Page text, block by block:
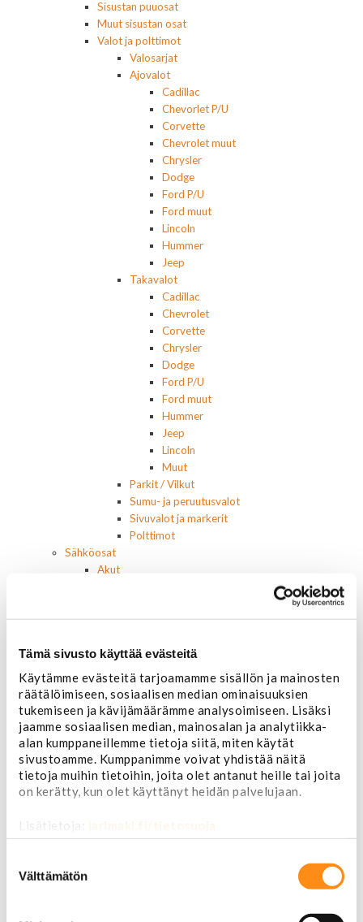
Tämä sivusto käyttää evästeitä
Käytämme evästeitä tarjoamamme sisällön ja mainosten
räätälöimiseen, sosiaalisen median ominaisuuksien
tukemiseen ja kävijämäärämme analysoimiseen. Lisäksi
jaamme sosiaalisen median, mainosalan ja analytiikka-
alan kumppaneillemme tietoja siitä, miten käytät
sivustoamme. Kumppanimme voivat yhdistää näitä
tietoja muihin tietoihin, joita olet antanut heille tai joita
on kerätty, kun olet käyttänyt heidän palvelujaan.
Lisätietoja: jarimaki.fi/tietosuoja
valinta
Välttämätön
Sisustan puuosat
Muut sisustan osat
Valot ja polttimot
Valosarjat
Ajovalot
Cadillac
Chevorlet P/U
Corvette
Chevrolet muut
Chrysler
Dodge
Ford P/U
Ford muut
Lincoln
Hummer
Jeep
Takavalot
Cadillac
Chevrolet
Corvette
Chrysler
Dodge
Ford P/U
Ford muut
Hummer
Jeep
Lincoln
Muut
Parkit / Vilkut
Sumu- ja peruutusvalot
Sivuvalot ja markerit
Polttimot
Sähköosat
Akut
Laturit
Lämmitys ja ilmastointi
Etuvastukset
Kennot
Kompressorit ja osat
Käyttöpaneelit / kytkimet
Moottorit
Ilmastoinnin osat
Muut
Ohjainlaitteet
Starttimoottorit
Starttimoottorin osat